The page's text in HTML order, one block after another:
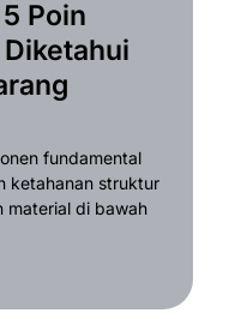
Poin
fundamental
ketahanan struktur
material di bawah